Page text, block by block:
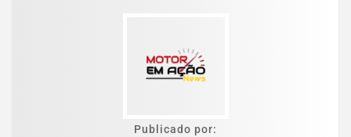
Publicado por: